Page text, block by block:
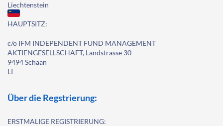
Liechtenstein
HAUPTSITZ:
c/o IFM INDEPENDENT FUND MANAGEMENT
AKTIENGESELLSCHAFT, Landstrasse 30
9494 Schaan
LI
Über die Regstrierung:
ERSTMALIGE REGISTRIERUNG: